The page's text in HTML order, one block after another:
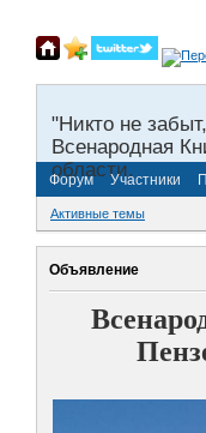
"Никто не
Всенародная
области.
Форум Участники
Активные темы
Объявление